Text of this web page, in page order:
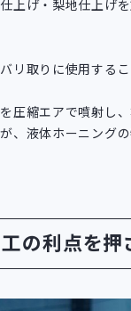
上げ・梨地仕上げ
リ取りに使用するこ
圧縮エアで噴射し
、液体ホーニングの
の利点を押